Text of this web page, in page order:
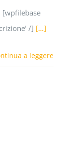
[wpfilebase
/] […]
a leggere